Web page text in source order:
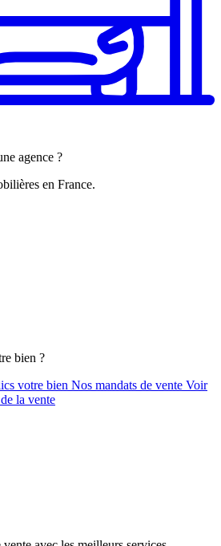
agence ?
en France.
bien ?
votre bien Nos mandats de vente Voir
la vente